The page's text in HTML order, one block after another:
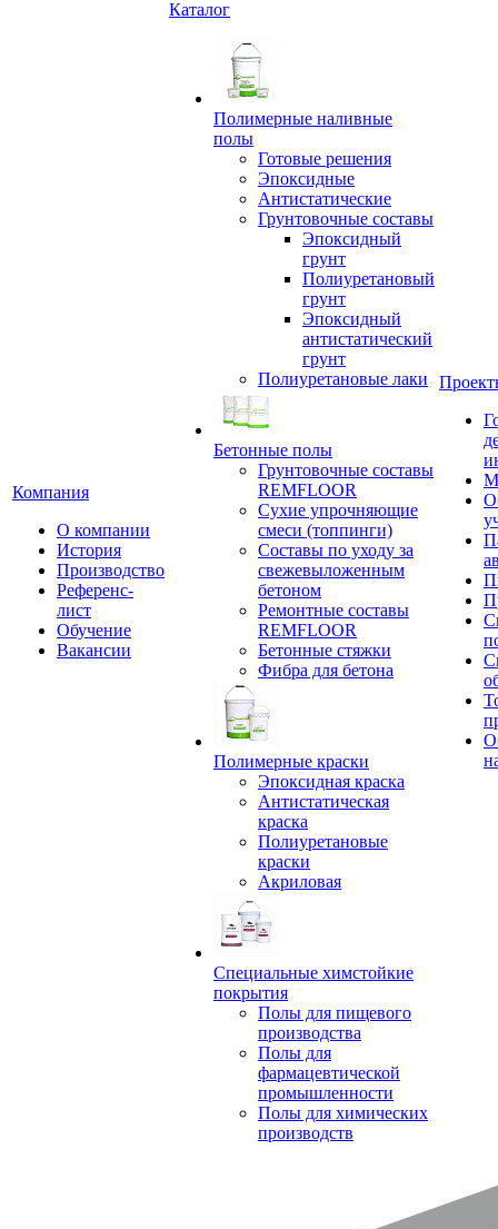
Компания
О компании
История
Производство
Референс-
лист
Обучение
Вакансии
Каталог
Полимерные наливные
полы
Готовые решения
Эпоксидные
Антистатические
Грунтовочные составы
Эпоксидный
грунт
Полиуретановый
грунт
Эпоксидный
антистатический
грунт
Полиуретановые лаки
Бетонные полы
Грунтовочные составы
REMFLOOR
Сухие упрочняющие
смеси (топпинги)
Составы по уходу за
свежевыложенным
бетоном
Ремонтные составы
REMFLOOR
Бетонные стяжки
Фибра для бетона
Полимерные краски
Эпоксидная краска
Антистатическая
краска
Полиуретановые
краски
Акриловая
Специальные химстойкие
покрытия
Полы для пищевого
производства
Полы для
фармацевтической
промышленности
Полы для химических
производств